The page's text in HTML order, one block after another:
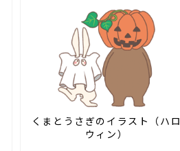
くまとうさぎのイラスト（ハロ
ウィン）